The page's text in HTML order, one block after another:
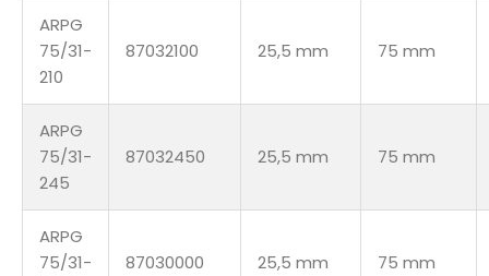
ARPG
75/31-
210
87032100 25,5 mm 75 mm
ARPG
75/31-
245
87032450 25,5 mm 75 mm
ARPG
75/31-
87030000 25,5 mm 75 mm